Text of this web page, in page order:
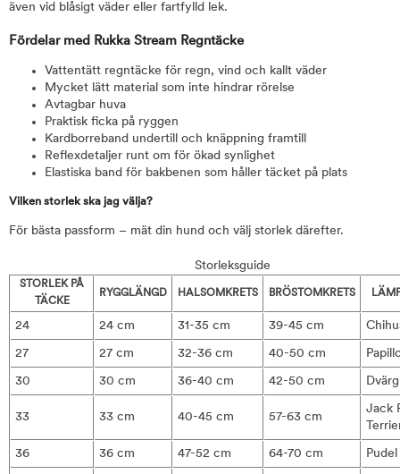
även vid blåsigt väder eller fartfylld lek.
Fördelar med Rukka Stream Regntäcke
Vattentätt regntäcke för regn, vind och kallt väder
Mycket lätt material som inte hindrar rörelse
Avtagbar huva
Praktisk ficka på ryggen
Kardborreband undertill och knäppning framtill
Reflexdetaljer runt om för ökad synlighet
Elastiska band för bakbenen som håller täcket på plats
Vilken storlek ska jag välja?
För bästa passform – mät din hund och välj storlek därefter.
Storleksguide
STORLEK PÅ
TÄCKE
RYGGLÄNGD HALSOMKRETS BRÖSTOMKRETS
24 24 cm 31-35 cm 39-45 cm
27 27 cm 32-36 cm 40-50 cm
30 30 cm 36-40 cm 42-50 cm
33 33 cm 40-45 cm 57-63 cm
Jack
36 36 cm 47-52 cm 64-70 cm Pudel